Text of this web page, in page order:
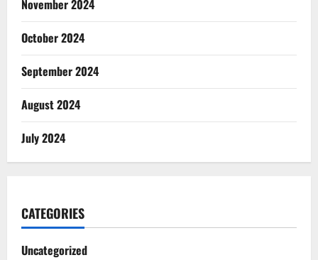
November 2024
October 2024
September 2024
August 2024
July 2024
CATEGORIES
Uncategorized